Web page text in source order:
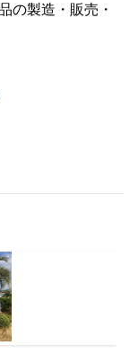
の製造・販売・